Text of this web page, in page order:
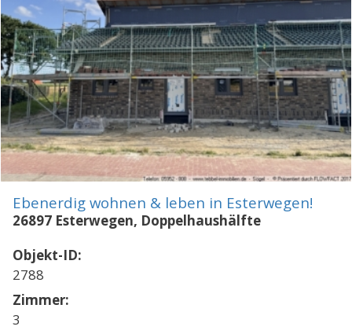
Ebenerdig wohnen & leben in Esterwegen!
26897 Esterwegen, Doppelhaushälfte
Objekt-ID:
2788
Zimmer:
3